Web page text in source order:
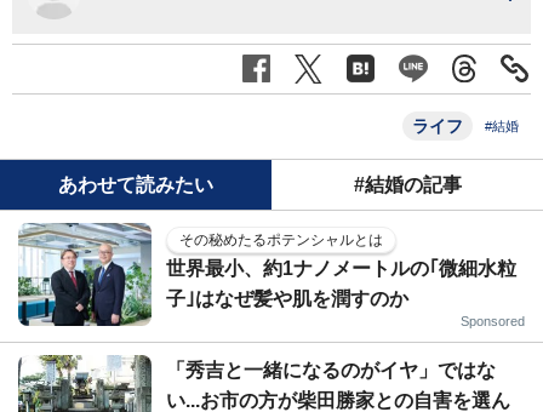
ライフ #結婚
あわせて読みたい #結婚の記事
その秘めたるポテンシャルとは
世界最小、約1ナノメートルの｢微細水粒
子｣はなぜ髪や肌を潤すのか
Sponsored
「秀吉と一緒になるのがイヤ」ではな
い...お市の方が柴田勝家との自害を選ん